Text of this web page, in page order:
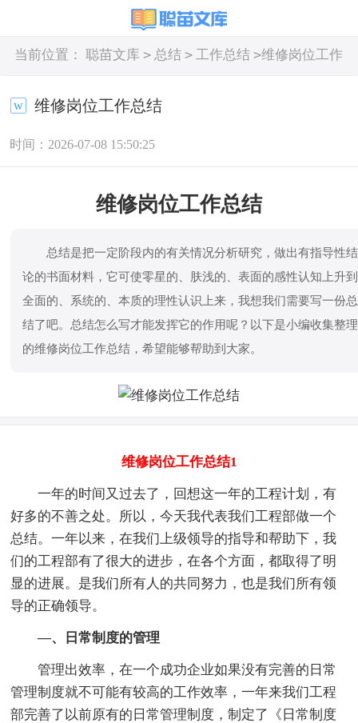
当前位置： 聪苗文库 > 总结 > 工作总结 >维修岗位工作
维修岗位工作总结
时间：2026-07-08 15:50:25
维修岗位工作总结
总结是把一定阶段内的有关情况分析研究，做出有指导性结
论的书面材料，它可使零星的、肤浅的、表面的感性认知上升到
全面的、系统的、本质的理性认识上来，我想我们需要写一份总
结了吧。总结怎么写才能发挥它的作用呢？以下是小编收集整理
的维修岗位工作总结，希望能够帮助到大家。
维修岗位工作总结1
一年的时间又过去了，回想这一年的工程计划，有
好多的不善之处。所以，今天我代表我们工程部做一个
总结。一年以来，在我们上级领导的指导和帮助下，我
们的工程部有了很大的进步，在各个方面，都取得了明
显的进展。是我们所有人的共同努力，也是我们所有领
导的正确领导。
—、日常制度的管理
管理出效率，在一个成功企业如果没有完善的日常
管理制度就不可能有较高的工作效率，一年来我们工程
部完善了以前原有的日常管理制度，制定了《日常制度